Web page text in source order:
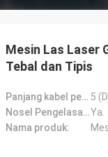
Mesin Las Laser
Tebal dan Tipis
Panjang kabel pelindung (m): 5
Nosel Pengelasan yang Dapat Diganti:Ya.
Nama produk: